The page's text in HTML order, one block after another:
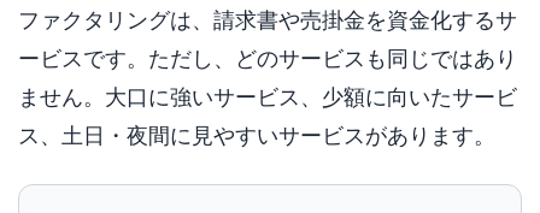
ファクタリングは、請求書や売掛金を資金化するサ
ービスです。ただし、どのサービスも同じではあり
ません。大口に強いサービス、少額に向いたサービ
ス、土日・夜間に見やすいサービスがあります。